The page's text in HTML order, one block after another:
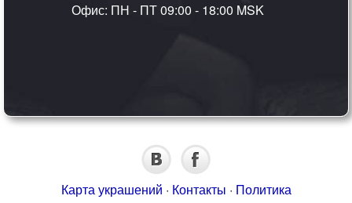
Офис: ПН - ПТ 09:00 - 18:00 MSK
Карта украшений · Контакты · Политика